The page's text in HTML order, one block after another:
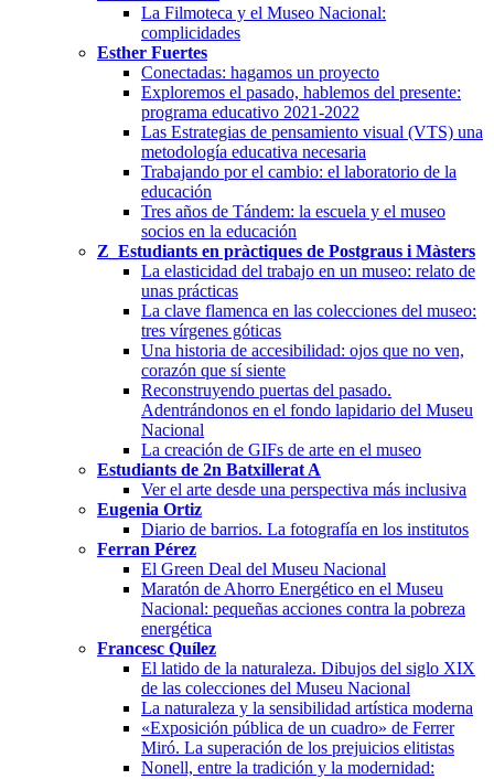
La Filmoteca y el Museo Nacional:
complicidades
Esther Fuertes
Conectadas: hagamos un proyecto
Exploremos el pasado, hablemos del presente:
programa educativo 2021-2022
Las Estrategias de pensamiento visual (VTS) una
metodología educativa necesaria
Trabajando por el cambio: el laboratorio de la
educación
Tres años de Tándem: la escuela y el museo
socios en la educación
Z_Estudiants en pràctiques de Postgraus i Màsters
La elasticidad del trabajo en un museo: relato de
unas prácticas
La clave flamenca en las colecciones del museo:
tres vírgenes góticas
Una historia de accesibilidad: ojos que no ven,
corazón que sí siente
Reconstruyendo puertas del pasado.
Adentrándonos en el fondo lapidario del Museu
Nacional
La creación de GIFs de arte en el museo
Estudiants de 2n Batxillerat A
Ver el arte desde una perspectiva más inclusiva
Eugenia Ortiz
Diario de barrios. La fotografía en los institutos
Ferran Pérez
El Green Deal del Museu Nacional
Maratón de Ahorro Energético en el Museu
Nacional: pequeñas acciones contra la pobreza
energética
Francesc Quílez
El latido de la naturaleza. Dibujos del siglo XIX
de las colecciones del Museu Nacional
La naturaleza y la sensibilidad artística moderna
«Exposición pública de un cuadro» de Ferrer
Miró. La superación de los prejuicios elitistas
Nonell, entre la tradición y la modernidad: